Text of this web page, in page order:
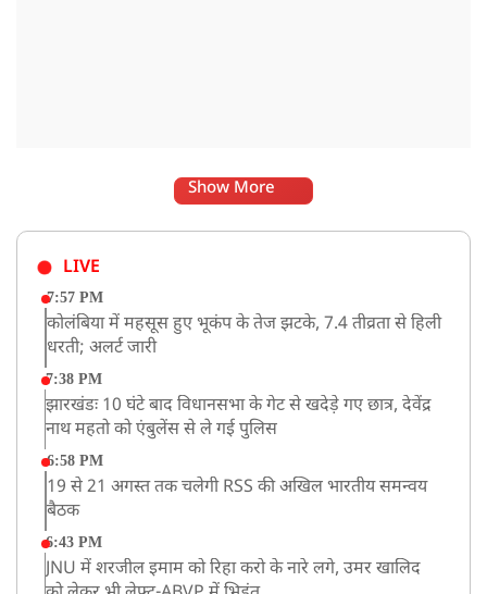
Show More
LIVE
7:57 PM
कोलंबिया में महसूस हुए भूकंप के तेज झटके, 7.4 तीव्रता से हिली
धरती; अलर्ट जारी
7:38 PM
झारखंडः 10 घंटे बाद विधानसभा के गेट से खदेड़े गए छात्र, देवेंद्र
नाथ महतो को एंबुलेंस से ले गई पुलिस
6:58 PM
19 से 21 अगस्त तक चलेगी RSS की अखिल भारतीय समन्वय
बैठक
6:43 PM
JNU में शरजील इमाम को रिहा करो के नारे लगे, उमर खालिद